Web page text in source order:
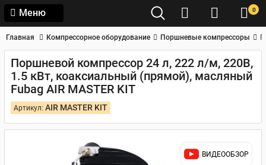
Меню 0
Главная Компрессорное оборудование Поршневые компрессоры
Поршневой компрессор 24 л, 222 л/м, 220В,
1.5 кВт, коаксиальный (прямой), масляный
Fubag AIR MASTER KIT
Артикул: AIR MASTER KIT
ВИДЕООБЗОР